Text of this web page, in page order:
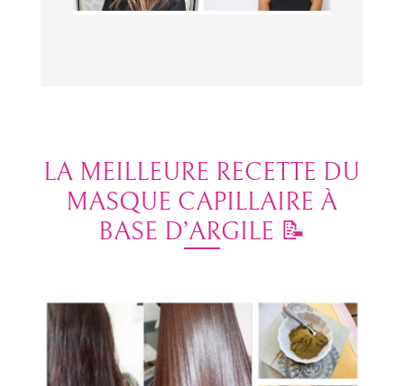
LA MEILLEURE RECETTE DU
MASQUE CAPILLAIRE À
BASE D’ARGILE 📝